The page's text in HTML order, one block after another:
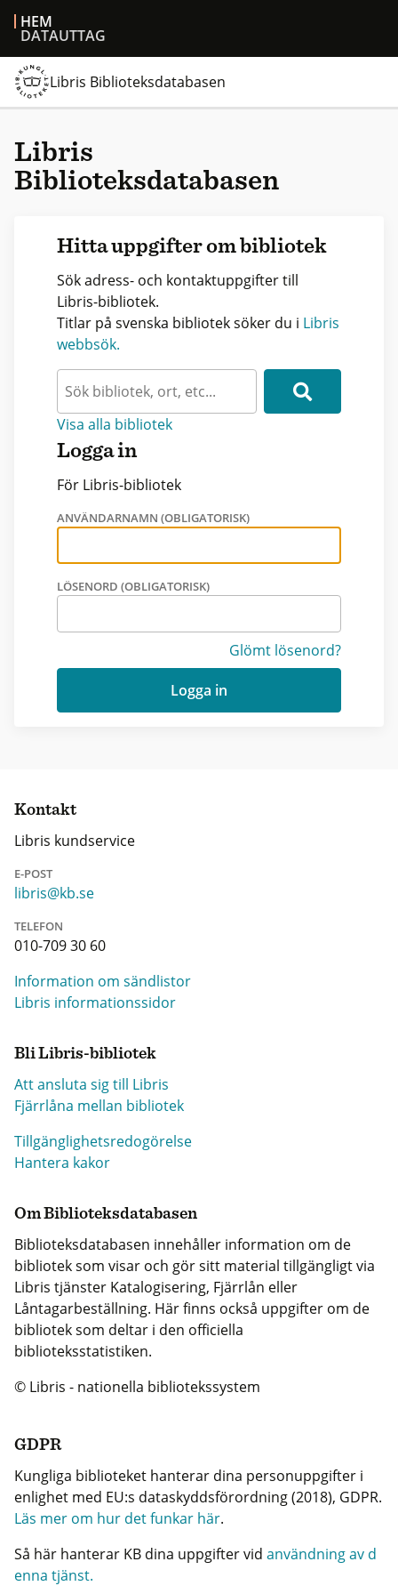
HEM
DATAUTTAG
Libris Biblioteksdatabasen
Libris
Biblioteksdatabasen
Hitta uppgifter om bibliotek
Sök adress- och kontaktuppgifter till
Libris-bibliotek.
Titlar på svenska bibliotek söker du i Libris
webbsök.
Visa alla bibliotek
Logga in
För Libris-bibliotek
ANVÄNDARNAMN (OBLIGATORISK)
LÖSENORD (OBLIGATORISK)
Glömt lösenord?
Logga in
Kontakt
Libris kundservice
E-POST
libris@kb.se
TELEFON
010-709 30 60
Information om sändlistor
Libris informationssidor
Bli Libris-bibliotek
Att ansluta sig till Libris
Fjärrlåna mellan bibliotek
Tillgänglighetsredogörelse
Hantera kakor
Om Biblioteksdatabasen
Biblioteksdatabasen innehåller information om de
bibliotek som visar och gör sitt material tillgängligt via
Libris tjänster Katalogisering, Fjärrlån eller
Låntagarbeställning. Här finns också uppgifter om de
bibliotek som deltar i den officiella
biblioteksstatistiken.
© Libris - nationella bibliotekssystem
GDPR
Kungliga biblioteket hanterar dina personuppgifter i
enlighet med EU:s dataskyddsförordning (2018), GDPR.
Läs mer om hur det funkar här.
Så här hanterar KB dina uppgifter vid användning av d
enna tjänst.